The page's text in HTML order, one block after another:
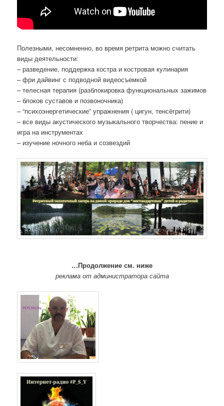
Полезными, несомненно, во время ретрита можно считать
виды деятельности:
– разведение, поддержка костра и костровая кулинария
– фри дайвинг с подводной видеосъемкой
– телесная терапия (разблокировка функциональных зажимов
– блоков суставов и позвоночника)
– “психоэнергетические” упражнения ( цигун, тенсёгрити)
– все виды акустического музыкального творчества: пение и
игра на инструментах
– изучение ночного неба и созвездий
…Продолжение см. ниже
реклама от администратора сайта